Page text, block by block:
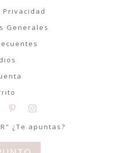
Generales
¿Te apuntas?